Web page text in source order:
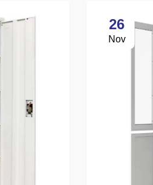
26
Nov